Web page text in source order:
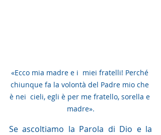
«Ecco mia madre e i  miei fratelli! Perché
chiunque fa la volontà del Padre mio che
è nei  cieli, egli è per me fratello, sorella e
madre».
Se ascoltiamo la Parola di Dio e la